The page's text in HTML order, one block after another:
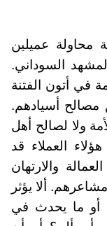
عميلين
السوداني.
في أتون الفتنة
أسيادهم.
ولا لصالح أهل
العملاء قد
والارتهان
ألا يؤثر
ما يحدث في